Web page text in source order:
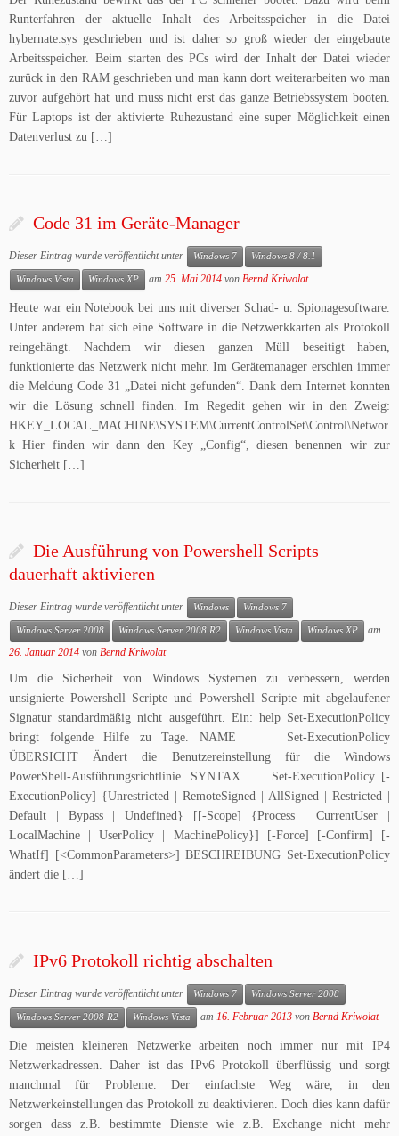
Runterfahren der aktuelle Inhalt des Arbeitsspeicher in die Datei
hybernate.sys geschrieben und ist daher so groß wieder der eingebaute
Arbeitsspeicher. Beim starten des PCs wird der Inhalt der Datei wieder
zurück in den RAM geschrieben und man kann dort weiterarbeiten wo man
zuvor aufgehört hat und muss nicht erst das ganze Betriebssystem booten.
Für Laptops ist der aktivierte Ruhezustand eine super Möglichkeit einen
Datenverlust zu […]
Code 31 im Geräte-Manager
Dieser Eintrag wurde veröffentlicht unter Windows 7 Windows 8 / 8.1
Windows Vista Windows XP am 25. Mai 2014 von Bernd Kriwolat
Heute war ein Notebook bei uns mit diverser Schad- u. Spionagesoftware.
Unter anderem hat sich eine Software in die Netzwerkkarten als Protokoll
reingehängt. Nachdem wir diesen ganzen Müll beseitigt haben,
funktionierte das Netzwerk nicht mehr. Im Gerätemanager erschien immer
die Meldung Code 31 „Datei nicht gefunden“. Dank dem Internet konnten
wir die Lösung schnell finden. Im Regedit gehen wir in den Zweig:
HKEY_LOCAL_MACHINE\SYSTEM\CurrentControlSet\Control\Networ
k Hier finden wir dann den Key „Config“, diesen benennen wir zur
Sicherheit […]
Die Ausführung von Powershell Scripts
dauerhaft aktivieren
Dieser Eintrag wurde veröffentlicht unter Windows Windows 7
Windows Server 2008 Windows Server 2008 R2 Windows Vista Windows XP
am
26. Januar 2014 von Bernd Kriwolat
Um die Sicherheit von Windows Systemen zu verbessern, werden
unsignierte Powershell Scripte und Powershell Scripte mit abgelaufener
Signatur standardmäßig nicht ausgeführt. Ein: help Set-ExecutionPolicy
bringt folgende Hilfe zu Tage. NAME Set-ExecutionPolicy
ÜBERSICHT Ändert die Benutzereinstellung für die Windows
PowerShell-Ausführungsrichtlinie. SYNTAX Set-ExecutionPolicy [-
ExecutionPolicy] {Unrestricted | RemoteSigned | AllSigned | Restricted |
Default | Bypass | Undefined} [[-Scope] {Process | CurrentUser |
LocalMachine | UserPolicy | MachinePolicy}] [-Force] [-Confirm] [-
WhatIf] [<CommonParameters>] BESCHREIBUNG Set-ExecutionPolicy
ändert die […]
IPv6 Protokoll richtig abschalten
Dieser Eintrag wurde veröffentlicht unter Windows 7 Windows Server 2008
Windows Server 2008 R2 Windows Vista am 16. Februar 2013 von Bernd Kriwolat
Die meisten kleineren Netzwerke arbeiten noch immer nur mit IP4
Netzwerkadressen. Daher ist das IPv6 Protokoll überflüssig und sorgt
manchmal für Probleme. Der einfachste Weg wäre, in den
Netzwerkeinstellungen das Protokoll zu deaktivieren. Doch dies kann dafür
sorgen dass z.B. bestimmte Dienste wie z.B. Exchange nicht mehr